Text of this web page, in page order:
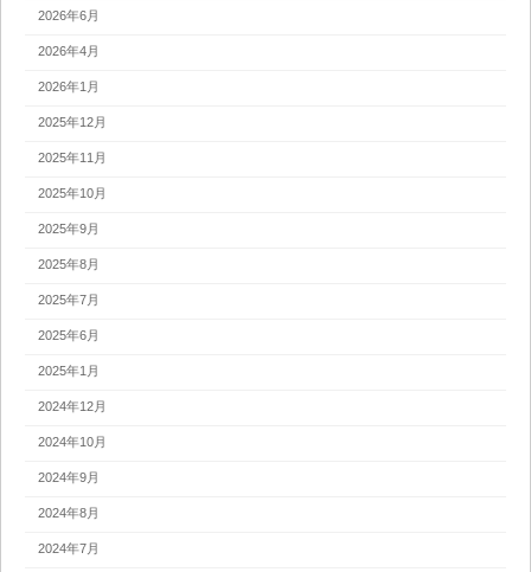
2026年6月
2026年4月
2026年1月
2025年12月
2025年11月
2025年10月
2025年9月
2025年8月
2025年7月
2025年6月
2025年1月
2024年12月
2024年10月
2024年9月
2024年8月
2024年7月